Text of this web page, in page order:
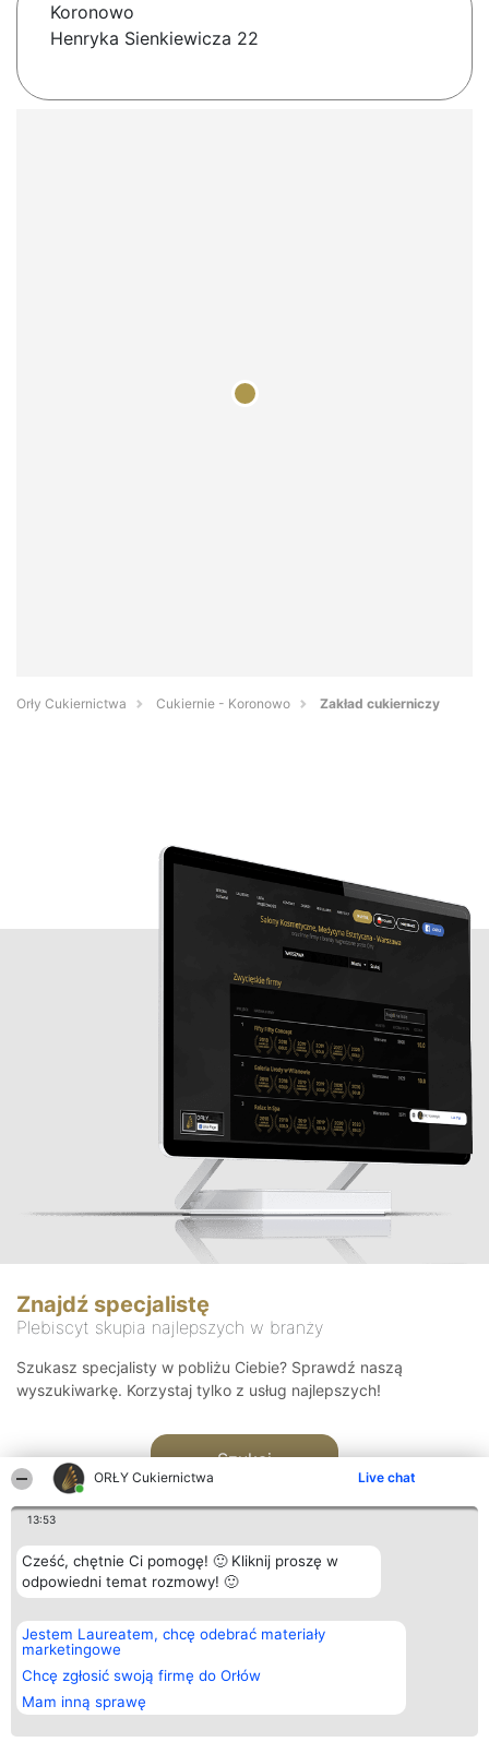
ORŁY Cukiernictwa Live chat
13:53
Cześć, chętnie Ci pomogę! 🙂 Kliknij proszę w
odpowiedni temat rozmowy! 🙂
Jestem Laureatem, chcę odebrać materiały
marketingowe
Chcę zgłosić swoją firmę do Orłów
Mam inną sprawę
Koronowo
Henryka Sienkiewicza 22
Orły Cukiernictwa Cukiernie - Koronowo Zakład cukierniczy
Znajdź specjalistę
Plebiscyt skupia najlepszych w branży
Szukasz specjalisty w pobliżu Ciebie? Sprawdź naszą
wyszukiwarkę. Korzystaj tylko z usług najlepszych!
Szukaj
Organizator plebiscytu
Bright Side Solutions sp. z o.
o. sp. k.
ul. Ruska 22
Wrocław 50-079
KRS 0000749100 | Regon
381313360 | NIP 8943132676
Plebiscyt
Laureaci
wszystkich
Laureatów
Regulamin
Kontakt
Kontakt